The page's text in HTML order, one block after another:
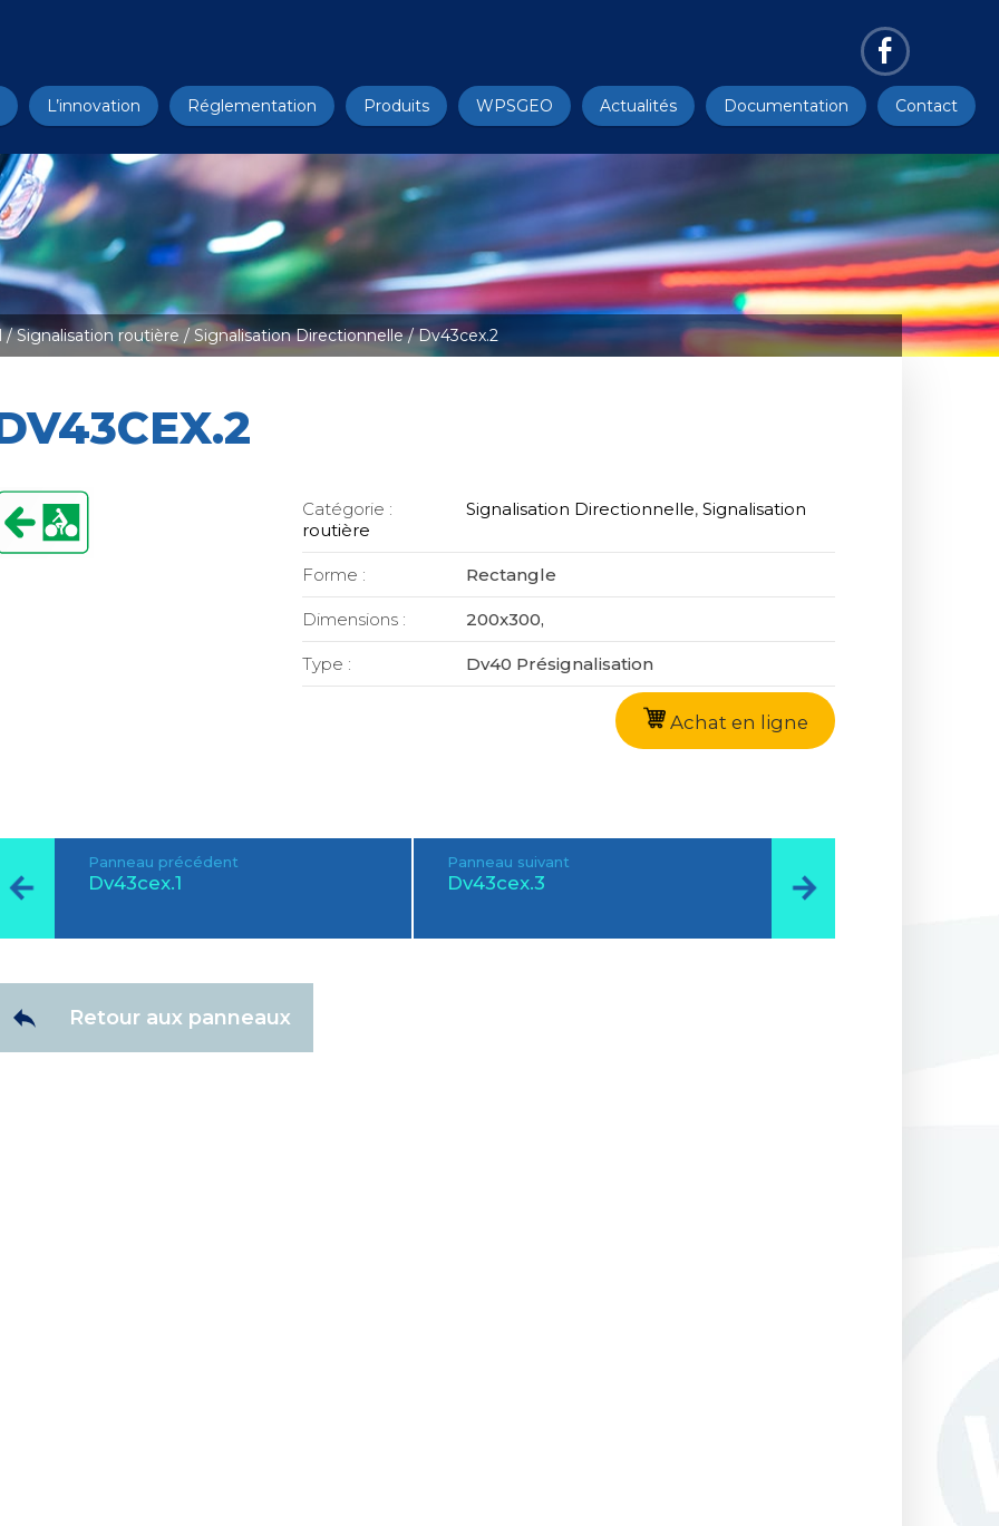
L’innovation Réglementation Produits WPSGEO Actualités Documentation Contact
/Signalisation routière / Signalisation Directionnelle/ Dv43cex.2
Catégorie : Signalisation Directionnelle,Signalisation
routière
Forme : Rectangle
Dimensions : 200x300,
Type : Dv40 Présignalisation
Achat en ligne
Panneau précédent
Dv43cex.1
Panneau suivant
Dv43cex.3
Retour aux panneaux